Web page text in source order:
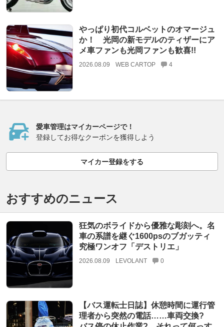
やっぱり初代コルベットのオマージュ
か！ 光岡の新モデルのティザーにア
メ車ファンも光岡ファンも歓喜!!
2026.08.09 WEB CARTOP 4
愛車管理はマイカーページで！
登録してお得なクーポンを獲得しよう
マイカー登録をする
おすすめのニュース
狂気のボライドから優雅な彫刻へ。名
車の系譜を継ぐ1600psのブガッティ
究極ワンオフ「デストリエ」
2026.08.09 LEVOLANT 0
【バス運転士日誌】休憩時間に運行管
理者から突然の電話……車両交換?